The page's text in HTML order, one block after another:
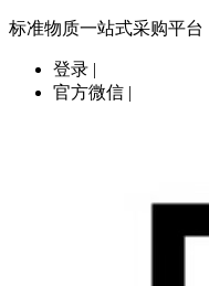
标准物质一站式采购平台
登录 |
官方微信 |